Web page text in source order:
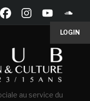
LOGIN
au service du